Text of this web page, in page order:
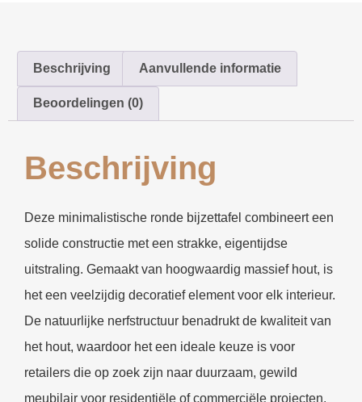
Beschrijving Aanvullende informatie
Beoordelingen (0)
Beschrijving
Deze minimalistische ronde bijzettafel combineert een
solide constructie met een strakke, eigentijdse
uitstraling. Gemaakt van hoogwaardig massief hout, is
het een veelzijdig decoratief element voor elk interieur.
De natuurlijke nerfstructuur benadrukt de kwaliteit van
het hout, waardoor het een ideale keuze is voor
retailers die op zoek zijn naar duurzaam, gewild
meubilair voor residentiële of commerciële projecten.